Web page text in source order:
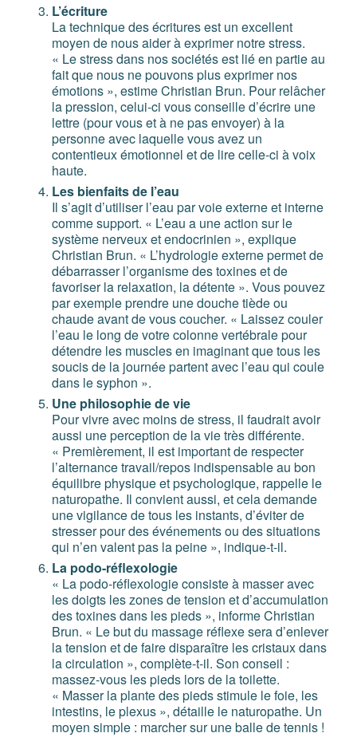
L’écriture
La technique des écritures est un excellent
moyen de nous aider à exprimer notre stress.
« Le stress dans nos sociétés est lié en partie au
fait que nous ne pouvons plus exprimer nos
émotions », estime Christian Brun. Pour relâcher
la pression, celui-ci vous conseille d’écrire une
lettre (pour vous et à ne pas envoyer) à la
personne avec laquelle vous avez un
contentieux émotionnel et de lire celle-ci à voix
haute.
Les bienfaits de l’eau
Il s’agit d’utiliser l’eau par voie externe et interne
comme support. « L’eau a une action sur le
système nerveux et endocrinien », explique
Christian Brun. « L’hydrologie externe permet de
débarrasser l’organisme des toxines et de
favoriser la relaxation, la détente ». Vous pouvez
par exemple prendre une douche tiède ou
chaude avant de vous coucher. « Laissez couler
l’eau le long de votre colonne vertébrale pour
détendre les muscles en imaginant que tous les
soucis de la journée partent avec l’eau qui coule
dans le syphon ».
Une philosophie de vie
Pour vivre avec moins de stress, il faudrait avoir
aussi une perception de la vie très différente.
« Premièrement, il est important de respecter
l’alternance travail/repos indispensable au bon
équilibre physique et psychologique, rappelle le
naturopathe. Il convient aussi, et cela demande
une vigilance de tous les instants, d’éviter de
stresser pour des événements ou des situations
qui n’en valent pas la peine », indique-t-il.
La podo-réflexologie
« La podo-réflexologie consiste à masser avec
les doigts les zones de tension et d’accumulation
des toxines dans les pieds », informe Christian
Brun. « Le but du massage réflexe sera d’enlever
la tension et de faire disparaître les cristaux dans
la circulation », complète-t-il. Son conseil :
massez-vous les pieds lors de la toilette.
« Masser la plante des pieds stimule le foie, les
intestins, le plexus », détaille le naturopathe. Un
moyen simple : marcher sur une balle de tennis !